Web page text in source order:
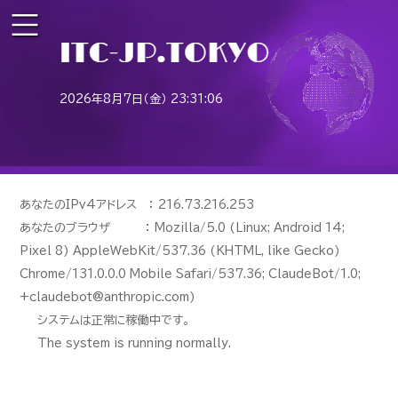
2026年8月7日（金） 23:31:06
システムは正常に稼働中です。
The system is running normally.
あなたのIPv4アドレス ： 216.73.216.253
あなたのブラウザ ： Mozilla/5.0 (Linux; Android 14;
Pixel 8) AppleWebKit/537.36 (KHTML, like Gecko)
Chrome/131.0.0.0 Mobile Safari/537.36; ClaudeBot/1.0;
+claudebot@anthropic.com)